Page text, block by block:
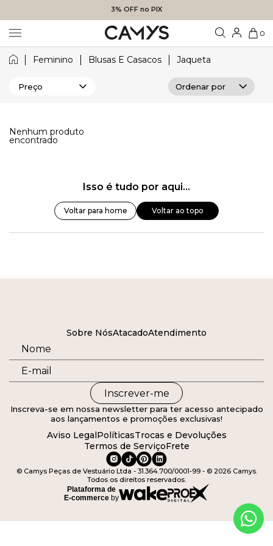
3% OFF no PIX
0
Feminino Blusas E Casacos Jaqueta
Preço
Nenhum produto
encontrado
Isso é tudo por aqui...
Voltar para home Voltar ao topo
Sobre NósAtacadoAtendimento
Inscrever-me
Inscreva-se em nossa newsletter para ter acesso antecipado
aos lançamentos e promoções exclusivas!
Aviso LegalPolíticasTrocas e Devoluções
Termos de ServiçoFrete
© Camys Peças de Vestuário Ltda - 31.364.700/0001-99 - © 2026 Camys.
Todos os direitos reservados.
Plataforma de
E-commerce by